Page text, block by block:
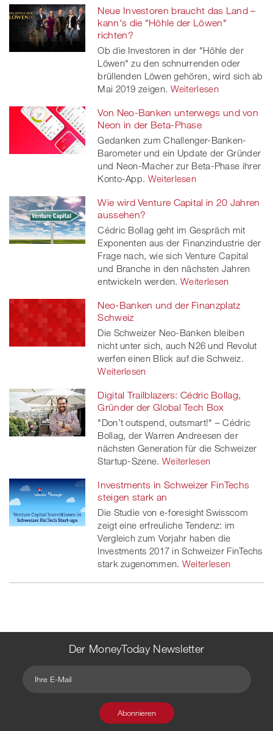
Neue Investoren braucht das Land –
kann's die "Höhle der Löwen"
richten?
Ob die Investoren in der "Höhle der
Löwen" zu den schnurrenden oder
brüllenden Löwen gehören, wird sich ab
Mai 2019 zeigen. Weiterlesen
Von Neo-Banken unterwegs und von
Neon in der Beta-Phase
Gedanken zum Challenger-Banken-
Barometer und ein Update der Gründer
und Neon-Macher zur Beta-Phase ihrer
Konto-App. Weiterlesen
Wie wird Venture Capital in 20 Jahren
aussehen?
Cédric Bollag geht im Gespräch mit
Exponenten aus der Finanzindustrie der
Frage nach, wie sich Venture Capital
und Branche in den nächsten Jahren
entwickeln werden. Weiterlesen
Neo-Banken und der Finanzplatz
Schweiz
Die Schweizer Neo-Banken bleiben
nicht unter sich, auch N26 und Revolut
werfen einen Blick auf die Schweiz.
Weiterlesen
Digital Trailblazers: Cédric Bollag,
Gründer der Global Tech Box
"Don’t outspend, outsmart!" – Cédric
Bollag, der Warren Andreesen der
nächsten Generation für die Schweizer
Startup-Szene. Weiterlesen
Investments in Schweizer FinTechs
steigen stark an
Die Studie von e-foresight Swisscom
zeigt eine erfreuliche Tendenz: im
Vergleich zum Vorjahr haben die
Investments 2017 in Schweizer FinTechs
stark zugenommen. Weiterlesen
Der MoneyToday Newsletter